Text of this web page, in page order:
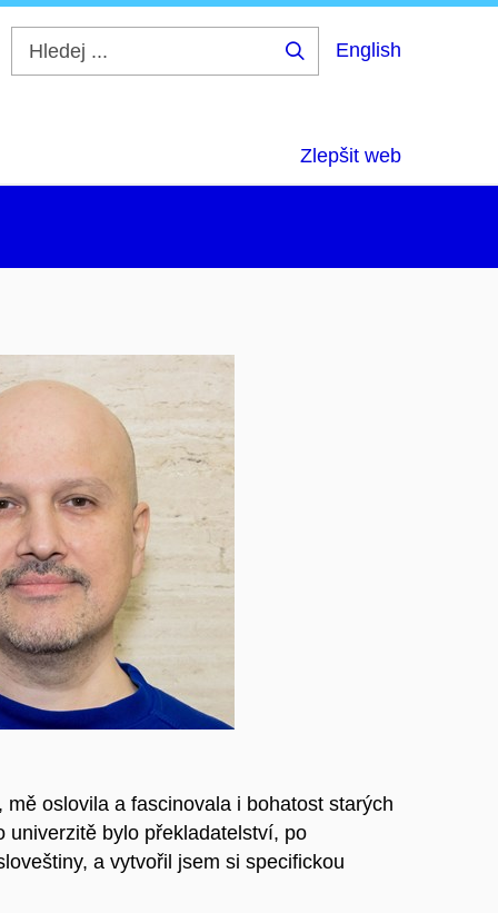
English
Zlepšit web
oslovila a fascinovala i bohatost starých
univerzitě bylo překladatelství, po
a vytvořil jsem si specifickou